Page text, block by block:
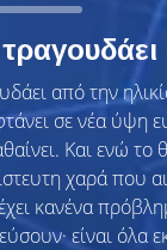
από την
σε νέα ύψη
Και ενώ το
χαρά που
κανένα
είναι όλα